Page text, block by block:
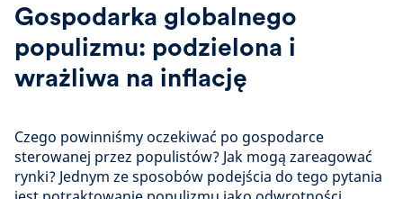
Gospodarka globalnego
populizmu: podzielona i
wrażliwa na inflację
Czego powinniśmy oczekiwać po gospodarce
sterowanej przez populistów? Jak mogą zareagować
rynki? Jednym ze sposobów podejścia do tego pytania